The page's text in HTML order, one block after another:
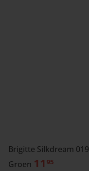
Brigitte Silkdream 019
Groen 11 95